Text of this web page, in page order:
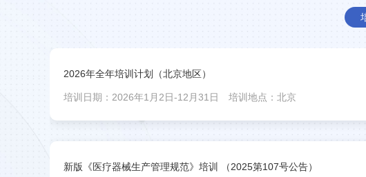
2026年全年培训计划（北京地区）
培训日期：2026年1月2日-12月31日 培训地点：北京
新版《医疗器械生产管理规范》培训 （2025第107号公告）